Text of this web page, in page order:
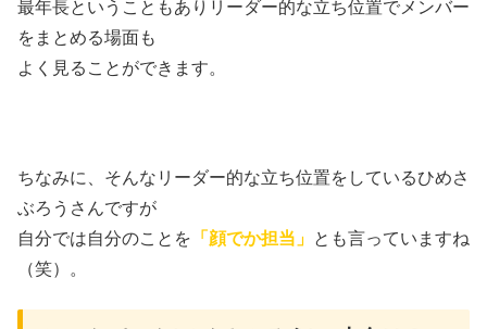
最年長ということもありリーダー的な立ち位置でメンバー
をまとめる場面も
よく見ることができます。
ちなみに、そんなリーダー的な立ち位置をしているひめさ
ぶろうさんですが
自分では自分のことを 「顔でか担当」 とも言っていますね
（笑）。